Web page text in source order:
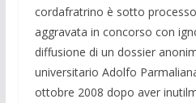
cordafratrino è sotto
aggravata in concorso con
diffusione di un dossier
universitario Adolfo
ottobre 2008 dopo aver